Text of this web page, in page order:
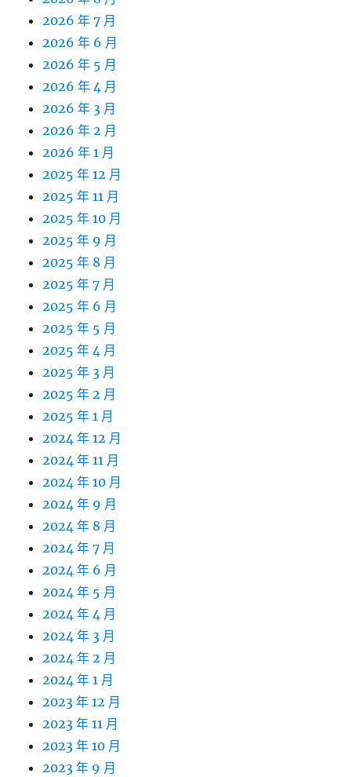
2026 年 7 月
2026 年 6 月
2026 年 5 月
2026 年 4 月
2026 年 3 月
2026 年 2 月
2026 年 1 月
2025 年 12 月
2025 年 11 月
2025 年 10 月
2025 年 9 月
2025 年 8 月
2025 年 7 月
2025 年 6 月
2025 年 5 月
2025 年 4 月
2025 年 3 月
2025 年 2 月
2025 年 1 月
2024 年 12 月
2024 年 11 月
2024 年 10 月
2024 年 9 月
2024 年 8 月
2024 年 7 月
2024 年 6 月
2024 年 5 月
2024 年 4 月
2024 年 3 月
2024 年 2 月
2024 年 1 月
2023 年 12 月
2023 年 11 月
2023 年 10 月
2023 年 9 月